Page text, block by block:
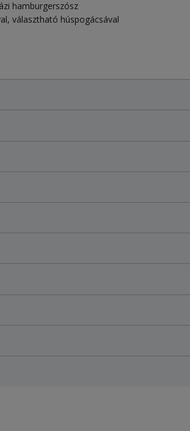
hamburgerszósz
választható húspogácsával